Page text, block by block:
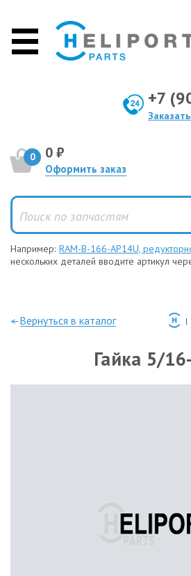
+7
0 0 ₽
Оформить заказ
Например: RAM-B-166-AP14U,
нескольких деталей вводите артикул
—Вернуться в каталог
Гайка 5/